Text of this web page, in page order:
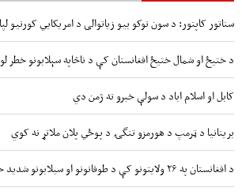
سناتور کاپتور: د سون توکو بیو زیاتوالی د امریکایي کورنیو
د ختیځ او شمال ختیځ افغانستان کې د ناڅاپه سېلابونو خطر
کابل او اسلام اباد د سولې خبرو ته ژمن دي
بریتانیا د ټرمپ د هورمزو تنگۍ د پوځي پلان ملاتړ نه کوي
د افغانستان په ۲۶ ولایتونو کې د طوفانونو او سیلابونو شدید خطر